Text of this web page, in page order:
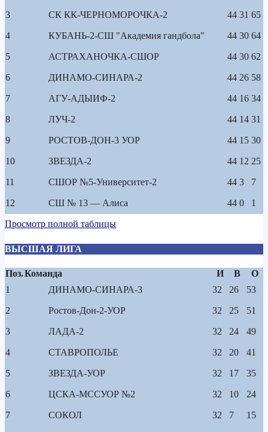
3 СК КК-ЧЕРНОМОРОЧКА-2 44 31 65
4 КУБАНЬ-2-СШ "Академия гандбола" 44 30 64
5 АСТРАХАНОЧКА-СШОР 44 30 62
6 ДИНАМО-СИНАРА-2 44 26 58
7 АГУ-АДЫИФ-2 44 16 34
8 ЛУЧ-2 44 14 31
9 РОСТОВ-ДОН-3 УОР 44 15 30
10 ЗВЕЗДА-2 44 12 25
11 СШОР №5-Университет-2 44 3 7
12 СШ № 13 — Алиса 44 0 1
Просмотр полной таблицы
ВЫСШАЯ ЛИГА
Поз.Команда И В
О
1
ДИНАМО-СИНАРА-3 32 26 53
2 Ростов-Дон-2-УОР 32 25 51
3 ЛАДА-2 32 24 49
4 СТАВРОПОЛЬЕ 32 20 41
5 ЗВЕЗДА-УОР 32 17 35
6 ЦСКА-МССУОР №2 32 10 24
7 СОКОЛ 32 7 15